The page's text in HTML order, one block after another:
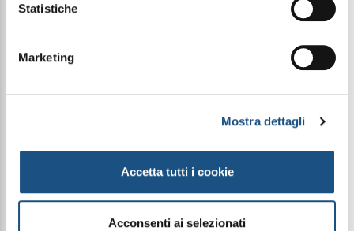
Statistiche
Marketing
Mostra dettagli
Accetta tutti i cookie
Acconsenti ai selezionati
- Balsamo Dopobarba Lenitivo e Idratante - 100ml
(MN02)
- AGEREST - Crema Viso Ristrutturante Anti-Età per
- Premium GiftBox 2025 (GIFTBOX2024)
Le immagini dei prodotti sono puramente
indicative e possono variare a seconda della
disponibilità del packaging